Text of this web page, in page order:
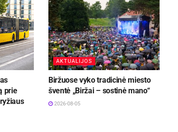
prie
AKTUALIJOS
Biržuose vyko tradicinė miesto
šventė „Biržai – sostinė mano“
2026-08-05